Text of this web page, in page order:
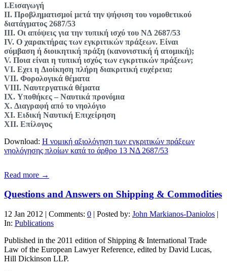
I.Εισαγωγή
II. Προβληματισμοί μετά την ψήφιση του νομοθετικού
διατάγματος 2687/53
III. Οι απόψεις για την τυπική ισχύ του ΝΔ 2687/53
IV. O χαρακτήρας των εγκριτικών πράξεων. Είναι
σύμβαση ή διοικητική πράξη (κανονιστική ή ατομική);
V. Ποια είναι η τυπική ισχύς των εγκριτικών πράξεων;
VI. Εχει η Διοίκηση πλήρη διακριτική ευχέρεια;
VII. Φορολογικά θέματα
VIII. Ναυτεργατικά θέματα
IX. Υποθήκες – Ναυτικά προνόμια
X. Διαγραφή από το νηολόγιο
XI. Ειδική Ναυτική Επιχείρηση
XII. Επίλογος
Download: Η νομική αξιολόγηση των εγκριτικών πράξεων
νηολόγησης πλοίων κατά το άρθρο 13 ΝΔ 2687/53
Read more →
Questions and Answers on Shipping & Commodities
12 Jan 2012 | Comments: 0 | Posted by: John Markianos-Daniolos |
In: Publications
Published in the 2011 edition of Shipping & International Trade
Law of the European Lawyer Reference, edited by David Lucas,
Hill Dickinson LLP.